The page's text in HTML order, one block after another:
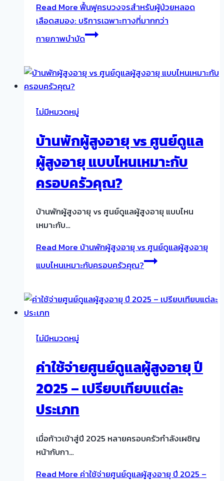
Read Moreฟื้นฟูครบวงจรสำหรับผู้ป่วยหลอด
เลือดสมอง: บริการเฉพาะทางที่มากกว่า
กายภาพบำบัด
ไม่มีหมวดหมู่
บ้านพักผู้สูงอายุ vs ศูนย์ดูแล
ผู้สูงอายุ แบบไหนเหมาะกับ
ครอบครัวคุณ?
บ้านพักผู้สูงอายุ vs ศูนย์ดูแลผู้สูงอายุ แบบไหน
เหมาะกับ…
Read More บ้านพักผู้สูงอายุ vs ศูนย์ดูแลผู้สูงอายุ
แบบไหนเหมาะกับครอบครัวคุณ?
ไม่มีหมวดหมู่
ค่าใช้จ่ายศูนย์ดูแลผู้สูงอายุ ปี
2025 – เปรียบเทียบแต่ละ
ประเภท
เมื่อก้าวเข้าสู่ปี 2025 หลายครอบครัวกำลังเผชิญ
หน้ากับกา…
Read More ค่าใช้จ่ายศูนย์ดูแลผู้สูงอายุ ปี 2025 –